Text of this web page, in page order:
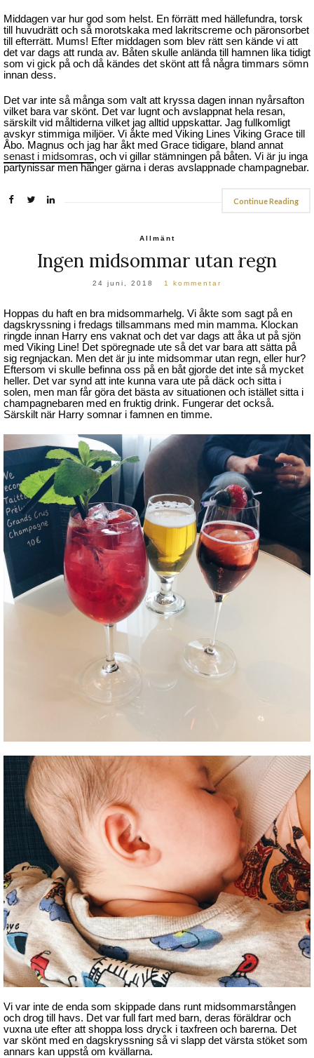
Middagen var hur god som helst. En förrätt med hällefundra, torsk
till huvudrätt och så morotskaka med lakritscreme och päronsorbet
till efterrätt. Mums! Efter middagen som blev rätt sen kände vi att
det var dags att runda av. Båten skulle anlända till hamnen lika tidigt
som vi gick på och då kändes det skönt att få några timmars sömn
innan dess.
Det var inte så många som valt att kryssa dagen innan nyårsafton
vilket bara var skönt. Det var lugnt och avslappnat hela resan,
särskilt vid måltiderna vilket jag alltid uppskattar. Jag fullkomligt
avskyr stimmiga miljöer. Vi åkte med Viking Lines Viking Grace till
Åbo. Magnus och jag har åkt med Grace tidigare, bland annat
senast i midsomras, och vi gillar stämningen på båten. Vi är ju inga
partynissar men hänger gärna i deras avslappnade champagnebar.
Continue Reading
Allmänt
Ingen midsommar utan regn
24 juni, 2018 1 kommentar
Hoppas du haft en bra midsommarhelg. Vi åkte som sagt på en
dagskryssning i fredags tillsammans med min mamma. Klockan
ringde innan Harry ens vaknat och det var dags att åka ut på sjön
med Viking Line! Det spöregnade ute så det var bara att sätta på
sig regnjackan. Men det är ju inte midsommar utan regn, eller hur?
Eftersom vi skulle befinna oss på en båt gjorde det inte så mycket
heller. Det var synd att inte kunna vara ute på däck och sitta i
solen, men man får göra det bästa av situationen och istället sitta i
champagnebaren med en fruktig drink. Fungerar det också.
Särskilt när Harry somnar i famnen en timme.
Vi var inte de enda som skippade dans runt midsommarstången
och drog till havs. Det var full fart med barn, deras föräldrar och
vuxna ute efter att shoppa loss dryck i taxfreen och barerna. Det
var skönt med en dagskryssning så vi slapp det värsta stöket som
annars kan uppstå om kvällarna.